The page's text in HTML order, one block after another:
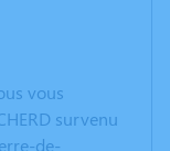
vous
survenu
de-